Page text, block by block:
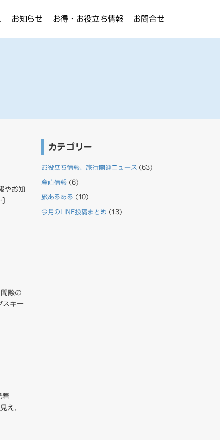
お知らせ お得・お役立ち情報 お問合せ
やお知
際の
スキー
着
え、
カテゴリー
お役立ち情報、旅行関連ニュース (63)
産直情報(6)
旅あるある (10)
今月のLINE投稿まとめ (13)